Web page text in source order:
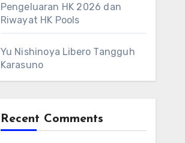
Pengeluaran HK 2026 dan
Riwayat HK Pools
Yu Nishinoya Libero Tangguh
Karasuno
Recent Comments